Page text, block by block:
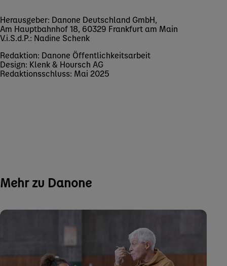
Herausgeber: Danone Deutschland GmbH,
Am Hauptbahnhof 18, 60329 Frankfurt am Main
V.i.S.d.P.: Nadine Schenk
Redaktion: Danone Öffentlichkeitsarbeit
Design: Klenk & Hoursch AG
Redaktionsschluss: Mai 2025
Mehr zu Danone